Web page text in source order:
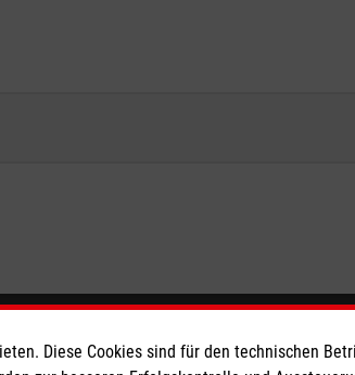
Spendenkonto
Diese Cookies sind für den technischen